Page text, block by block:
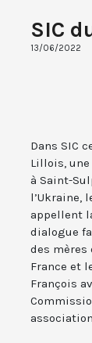
SIC
13/06/2022
Dans SIC
Lillois,
à Saint-
l’Ukraine,
appellent
dialogue
des
France et
François